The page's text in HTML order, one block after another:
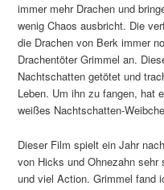
immer mehr Drachen und
wenig Chaos ausbricht. Die
die Drachen von Berk immer
Drachentöter Grimmel an.
Nachtschatten getötet und
Leben. Um ihn zu fangen, hat
weißes Nachtschatten-
Dieser Film spielt ein Jahr
von Hicks und Ohnezahn
und viel Action. Grimmel fand